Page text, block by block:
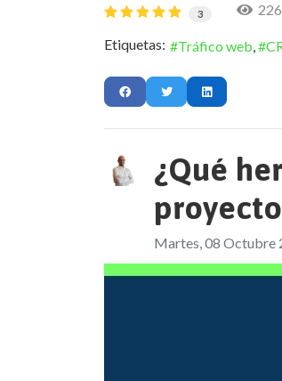
3
Etiquetas: Tráfico web
¿Qué
Martes, 08 Octubre